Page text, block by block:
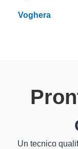
Voghera
Un tecnico